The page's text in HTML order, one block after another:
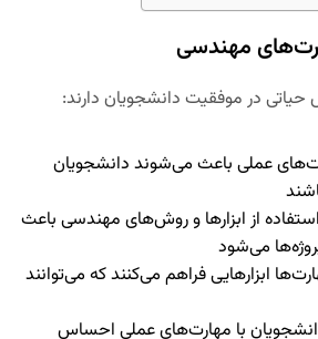
مهندسی
در موفقیت دانشجویان دارند:
عملی باعث می‌شوند دانشجویان
استفاده از ابزارها و روش‌های مهندسی باعث
می‌شود
ابزارهایی فراهم می‌کنند که می‌توانند
با مهارت‌های عملی احساس